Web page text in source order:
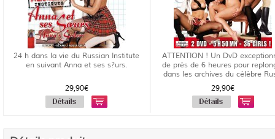
24 h dans la vie du Russian Institute
en suivant Anna et ses s?urs.
29,90€
ATTENTION ! Un DvD
de près de 6 heures pour
dans les archives du célèbre
29,90€